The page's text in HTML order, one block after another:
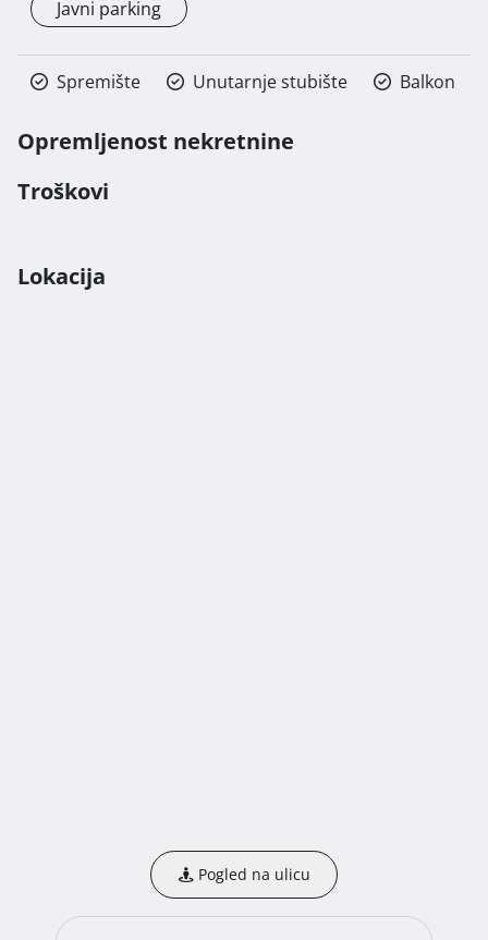
Javni parking
Spremište Unutarnje stubište Balkon
Opremljenost nekretnine
Troškovi
Lokacija
Pogled na ulicu